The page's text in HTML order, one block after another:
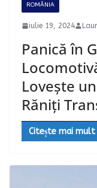
ROMÂNIA
iulie 19, 2024
Panică în
Lovește
Răniți
Citește mai mult